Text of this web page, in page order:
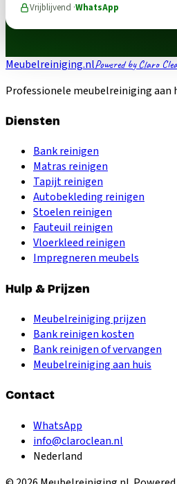
Vrijblijvend ·WhatsApp
Meubelreiniging.nlPowered by Claro
Professionele meubelreiniging aan
Diensten
Bank reinigen
Matras reinigen
Tapijt reinigen
Autobekleding reinigen
Stoelen reinigen
Fauteuil reinigen
Vloerkleed reinigen
Impregneren meubels
Hulp & Prijzen
Meubelreiniging prijzen
Bank reinigen kosten
Bank reinigen of vervangen
Meubelreiniging aan huis
Contact
WhatsApp
info@claroclean.nl
Nederland